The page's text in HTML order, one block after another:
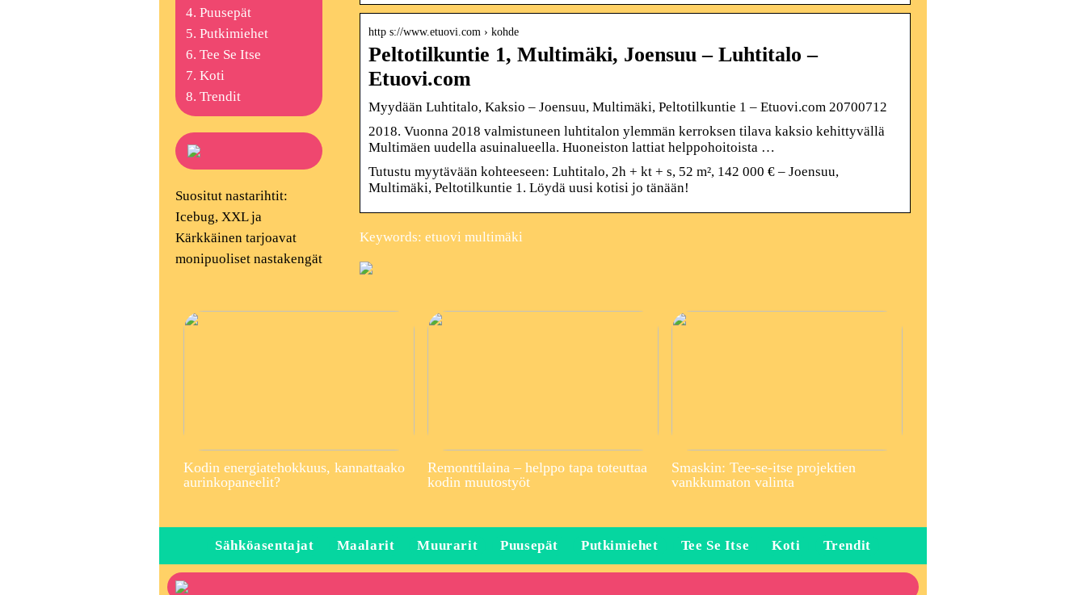
http s://www.etuovi.com › kohde
Peltotilkuntie 1, Multimäki, Joensuu – Luhtitalo –
Etuovi.com
Myydään Luhtitalo, Kaksio – Joensuu, Multimäki, Peltotilkuntie 1 – Etuovi.com 20700712
2018. Vuonna 2018 valmistuneen luhtitalon ylemmän kerroksen tilava kaksio kehittyvällä
Multimäen uudella asuinalueella. Huoneiston lattiat helppohoitoista …
Tutustu myytävään kohteeseen: Luhtitalo, 2h + kt + s, 52 m², 142 000 € – Joensuu,
Multimäki, Peltotilkuntie 1. Löydä uusi kotisi jo tänään!
Keywords: etuovi multimäki
Puusepät
Putkimiehet
Tee Se Itse
Koti
Trendit
Suositut nastarihtit:
Icebug, XXL ja
Kärkkäinen tarjoavat
monipuoliset nastakengät
Kodin energiatehokkuus, kannattaako
aurinkopaneelit?
Remonttilaina – helppo tapa toteuttaa
kodin muutostyöt
Smaskin: Tee-se-itse projektien
vankkumaton valinta
Sähköasentajat Maalarit Muurarit Puusepät Putkimiehet Tee Se Itse Koti Trendit